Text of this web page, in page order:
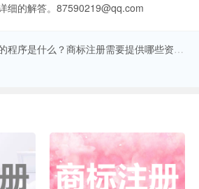
细的解答。87590219@qq.com
序是什么？商标注册需要提供哪些资料？